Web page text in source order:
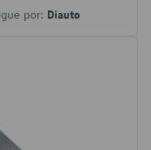
por: Diauto